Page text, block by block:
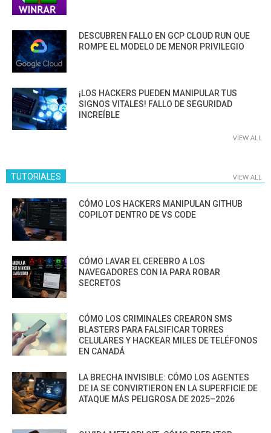
DESCUBREN FALLO EN GCP CLOUD RUN QUE
ROMPE EL MODELO DE MENOR PRIVILEGIO
¡LOS HACKERS PUEDEN MANIPULAR TUS
SIGNOS VITALES! FALLO DE SEGURIDAD
INCREÍBLE
VIEW ALL
TUTORIALES VIEW ALL
CÓMO LOS HACKERS MANIPULAN GITHUB
COPILOT DENTRO DE VS CODE
CÓMO LAVAR EL CEREBRO A LOS
NAVEGADORES CON IA PARA ROBAR
SECRETOS
CÓMO LOS CRIMINALES CREARON SMS
BLASTERS PARA FALSIFICAR TORRES
CELULARES Y HACKEAR MILES DE TELÉFONOS
EN CANADÁ
LA BRECHA INVISIBLE: CÓMO LOS AGENTES
DE IA SE CONVIRTIERON EN LA SUPERFICIE DE
ATAQUE MÁS PELIGROSA DE 2025–2026